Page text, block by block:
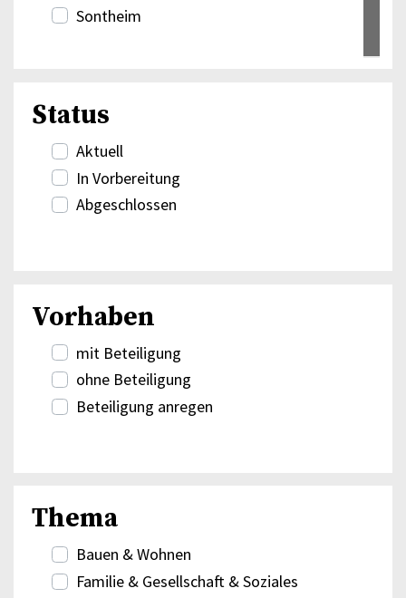
Sontheim
Status
Aktuell
In Vorbereitung
Abgeschlossen
Vorhaben
mit Beteiligung
ohne Beteiligung
Beteiligung anregen
Thema
Bauen & Wohnen
Familie & Gesellschaft & Soziales